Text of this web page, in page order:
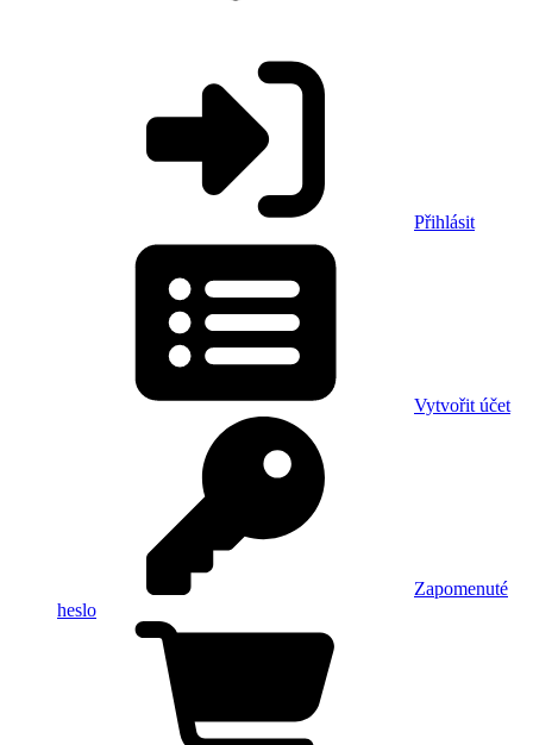
Přihlásit
Vytvořit účet
Zapomenuté
heslo